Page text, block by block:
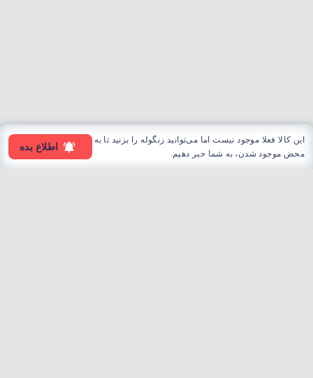
این کالا فعلا موجود نیست اما می‌توانید زنگوله را بزنید تا به
محض موجود شدن، به شما خبر دهیم.
اطلاع بده